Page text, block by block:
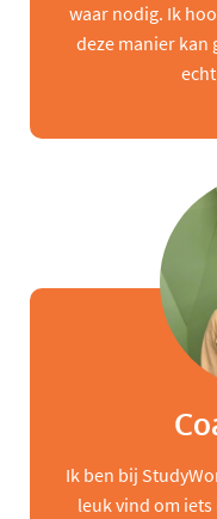
waar nodig. Ik
deze manier kan
Ik ben bij
leuk vind om